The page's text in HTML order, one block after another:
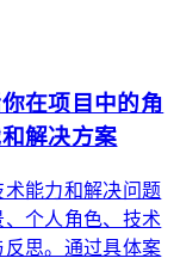
在项目中的角
解决方案
能力和解决问题
个人角色、技术
思。通过具体案